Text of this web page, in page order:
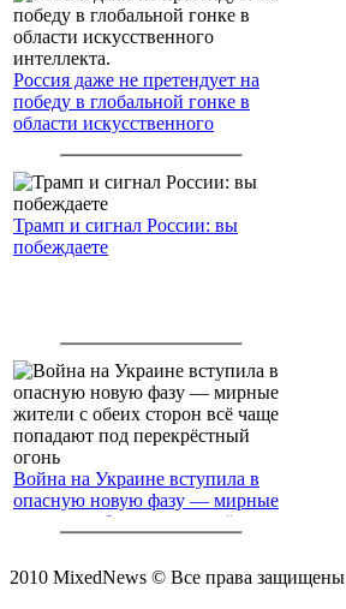
Россия даже не претендует на
победу в глобальной гонке в
области искусственного
Трамп и сигнал России: вы
побеждаете
Война на Украине вступила в
опасную новую фазу — мирные
жители с обеих сторон всё чаще
2010 MixedNews © Все права защищены